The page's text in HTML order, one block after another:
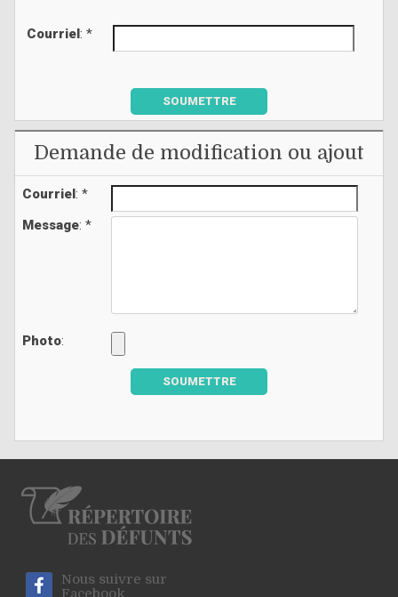
Courriel : *
SOUMETTRE
Demande de modification ou ajout
Courriel: *
Message: *
Photo:
SOUMETTRE
Nous suivre sur
Facebook